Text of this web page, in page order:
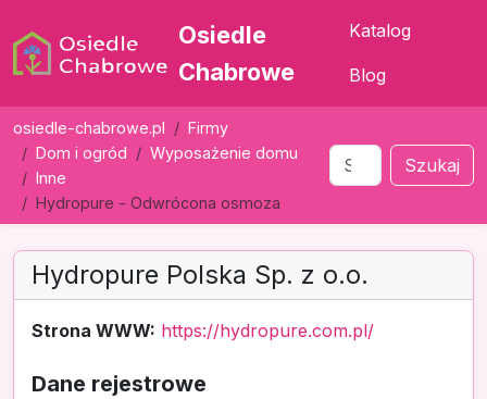
Osiedle
Chabrowe
Katalog
Blog
osiedle-chabrowe.pl
Firmy
Dom i ogród
Wyposażenie domu
Inne
Hydropure - Odwrócona osmoza
Szukaj
Hydropure Polska Sp. z o.o.
Strona WWW: https://hydropure.com.pl/
Dane rejestrowe